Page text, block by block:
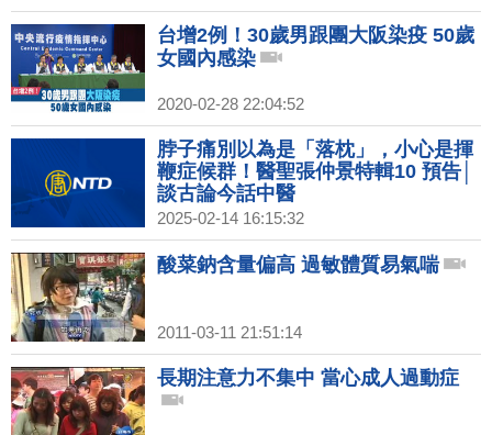
台增2例！30歲男跟團大阪染疫 50歲
女國內感染
2020-02-28 22:04:52
脖子痛別以為是「落枕」，小心是揮
鞭症候群！醫聖張仲景特輯10 預告│
談古論今話中醫
2025-02-14 16:15:32
酸菜鈉含量偏高 過敏體質易氣喘
2011-03-11 21:51:14
長期注意力不集中 當心成人過動症